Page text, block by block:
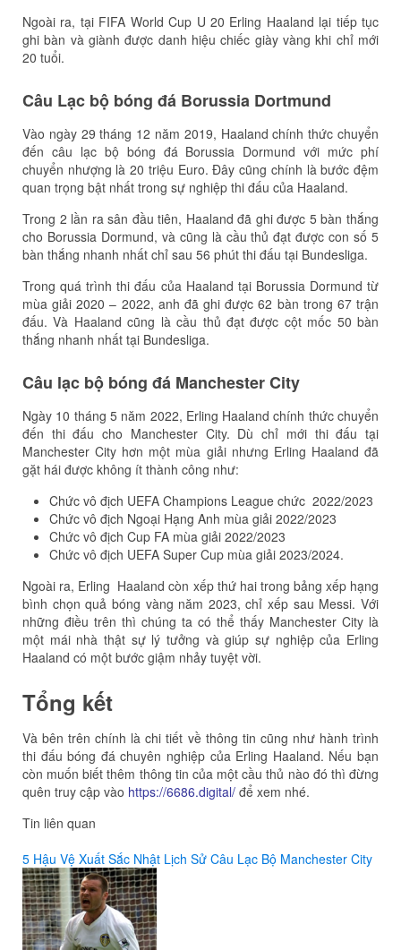
Ngoài ra, tại FIFA World Cup U 20 Erling Haaland lại tiếp tục
ghi bàn và giành được danh hiệu chiếc giày vàng khi chỉ mới
20 tuổi.
Câu Lạc bộ bóng đá Borussia Dortmund
Vào ngày 29 tháng 12 năm 2019, Haaland chính thức chuyển
đến câu lạc bộ bóng đá Borussia Dormund với mức phí
chuyển nhượng là 20 triệu Euro. Đây cũng chính là bước đệm
quan trọng bật nhất trong sự nghiệp thi đấu của Haaland.
Trong 2 lần ra sân đầu tiên, Haaland đã ghi được 5 bàn thắng
cho Borussia Dormund, và cũng là cầu thủ đạt được con số 5
bàn thắng nhanh nhất chỉ sau 56 phút thi đấu tại Bundesliga.
Trong quá trình thi đấu của Haaland tại Borussia Dormund từ
mùa giải 2020 – 2022, anh đã ghi được 62 bàn trong 67 trận
đấu. Và Haaland cũng là cầu thủ đạt được cột mốc 50 bàn
thắng nhanh nhất tại Bundesliga.
Câu lạc bộ bóng đá Manchester City
Ngày 10 tháng 5 năm 2022, Erling Haaland chính thức chuyển
đến thi đấu cho Manchester City. Dù chỉ mới thi đấu tại
Manchester City hơn một mùa giải nhưng Erling Haaland đã
gặt hái được không ít thành công như:
Chức vô địch UEFA Champions League chức 2022/2023
Chức vô địch Ngoại Hạng Anh mùa giải 2022/2023
Chức vô địch Cup FA mùa giải 2022/2023
Chức vô địch UEFA Super Cup mùa giải 2023/2024.
Ngoài ra, Erling Haaland còn xếp thứ hai trong bảng xếp hạng
bình chọn quả bóng vàng năm 2023, chỉ xếp sau Messi. Với
những điều trên thì chúng ta có thể thấy Manchester City là
một mái nhà thật sự lý tưởng và giúp sự nghiệp của Erling
Haaland có một bước giậm nhảy tuyệt vời.
Tổng kết
Và bên trên chính là chi tiết về thông tin cũng như hành trình
thi đấu bóng đá chuyên nghiệp của Erling Haaland. Nếu bạn
còn muốn biết thêm thông tin của một cầu thủ nào đó thì đừng
quên truy cập vào https://6686.digital/ để xem nhé.
Tin liên quan
5 Hậu Vệ Xuất Sắc Nhật Lịch Sử Câu Lạc Bộ Manchester City